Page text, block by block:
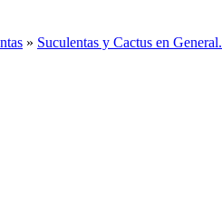
» Suculentas y Cactus en General.